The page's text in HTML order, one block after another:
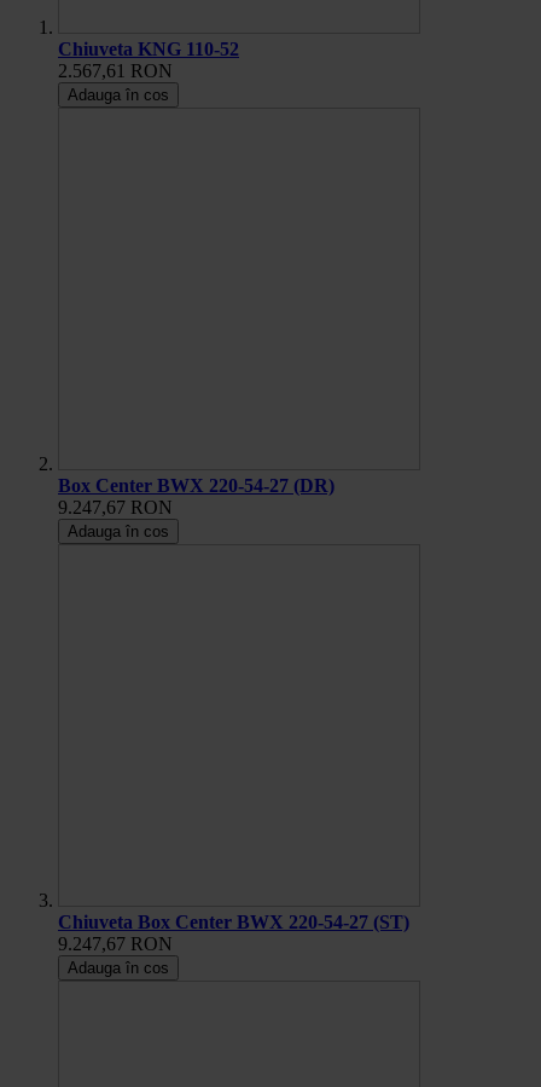
Chiuveta KNG 110-52
2.567,61 RON
Adauga în cos
Box Center BWX 220-54-27 (DR)
9.247,67 RON
Adauga în cos
Chiuveta Box Center BWX 220-54-27 (ST)
9.247,67 RON
Adauga în cos